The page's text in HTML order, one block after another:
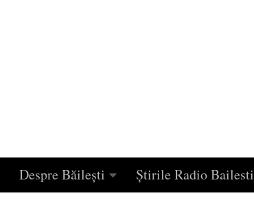
Despre Băilești Știrile Radio